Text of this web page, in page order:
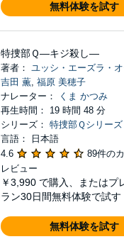
無料体験を試す
特捜部Ｑ―キジ殺し―
著者： ユッシ・エーズラ・
吉田 薫, 福原 美穂子
ナレーター：
くま かつみ
再生時間： 19 時間 48 分
シリーズ： 特捜部Ｑシリーズ
言語： 日本語
4.6
89件の
レビュー
￥3,990 で購入、またはプ
ラン30日間無料体験で試す
無料体験を試す